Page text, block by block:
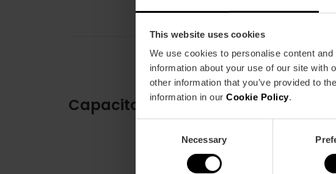
This website uses cookies
We use cookies to personalise content
information about your use of our site with
other information that you’ve provided to
information in our Cookie Policy.
Necessary
Capacitat
55